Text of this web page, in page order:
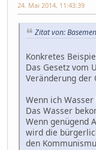
24. Mai 2014, 11:43:39
Zitat von:
Konkretes
Das Gesetz vom
Veränderung der
Wenn ich
Das Wasser
Wenn genügend
wird die
den